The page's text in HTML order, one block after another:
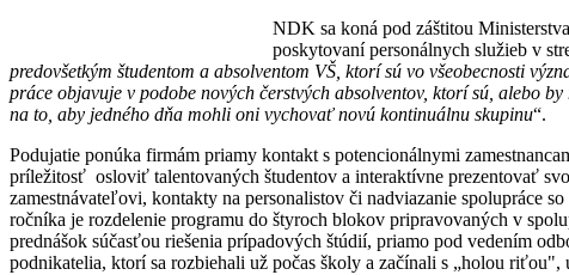
NDK sa koná pod záštitou
poskytovaní personálnych služieb v
predovšetkým študentom a absolventom VŠ, ktorí sú vo všeobecnosti
práce objavuje v podobe nových čerstvých absolventov, ktorí sú, alebo
na to, aby jedného dňa mohli oni vychovať novú kontinuálnu skupinu“.
Podujatie ponúka firmám priamy kontakt s potencionálnymi
príležitosť osloviť talentovaných študentov a interaktívne prezentovať
zamestnávateľovi, kontakty na personalistov či nadviazanie spolupráce
ročníka je rozdelenie programu do štyroch blokov pripravovaných v
prednášok súčasťou riešenia prípadových štúdií, priamo pod vedením
podnikatelia, ktorí sa rozbiehali už počas školy a začínali s „holou riťou",